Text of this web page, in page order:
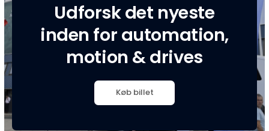
Udforsk det nyeste
inden for automation,
motion & drives
Køb billet